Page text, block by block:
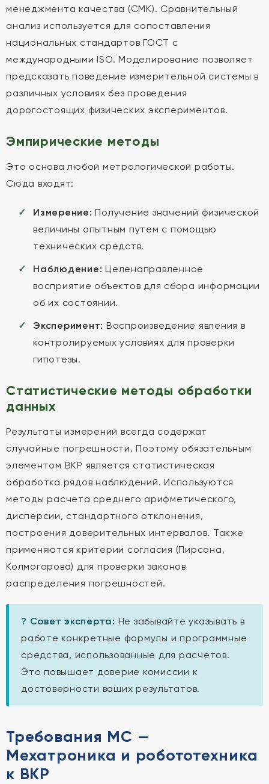
менеджмента качества (СМК). Сравнительный
анализ используется для сопоставления
национальных стандартов ГОСТ с
международными ISO. Моделирование позволяет
предсказать поведение измерительной системы в
различных условиях без проведения
дорогостоящих физических экспериментов.
Эмпирические методы
Это основа любой метрологической работы.
Сюда входят:
Измерение: Получение значений физической
величины опытным путем с помощью
технических средств.
Наблюдение: Целенаправленное
восприятие объектов для сбора информации
об их состоянии.
Эксперимент: Воспроизведение явления в
контролируемых условиях для проверки
гипотезы.
Статистические методы обработки
данных
Результаты измерений всегда содержат
случайные погрешности. Поэтому обязательным
элементом ВКР является статистическая
обработка рядов наблюдений. Используются
методы расчета среднего арифметического,
дисперсии, стандартного отклонения,
построения доверительных интервалов. Также
применяются критерии согласия (Пирсона,
Колмогорова) для проверки законов
распределения погрешностей.
? Совет эксперта: Не забывайте указывать в
работе конкретные формулы и программные
средства, использованные для расчетов.
Это повышает доверие комиссии к
достоверности ваших результатов.
Требования МС —
Мехатроника и робототехника
к ВКР